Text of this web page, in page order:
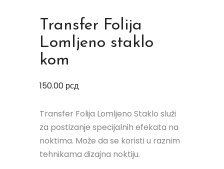
Transfer Folija
Lomljeno staklo
kom
150.00 рсд
Transfer Folija Lomljeno Staklo služi
za postizanje specijalnih efekata na
noktima. Može da se koristi u raznim
tehnikama dizajna noktiju.